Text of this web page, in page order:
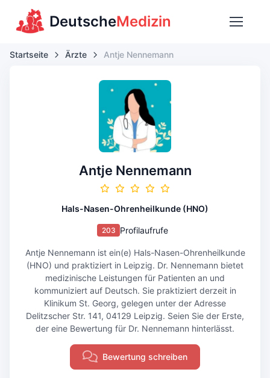
DeutscheMedizin
Startseite Ärzte Antje Nennemann
Antje Nennemann
Hals-Nasen-Ohrenheilkunde (HNO)
203 Profilaufrufe
Antje Nennemann ist ein(e) Hals-Nasen-Ohrenheilkunde
(HNO) und praktiziert in Leipzig. Dr. Nennemann bietet
medizinische Leistungen für Patienten an und
kommuniziert auf Deutsch. Sie praktiziert derzeit in
Klinikum St. Georg, gelegen unter der Adresse
Delitzscher Str. 141, 04129 Leipzig. Seien Sie der Erste,
der eine Bewertung für Dr. Nennemann hinterlässt.
Bewertung schreiben